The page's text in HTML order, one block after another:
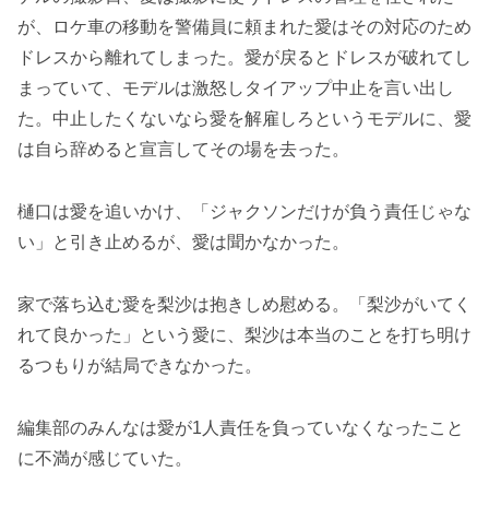
が、ロケ車の移動を警備員に頼まれた愛はその対応のため
ドレスから離れてしまった。愛が戻るとドレスが破れてし
まっていて、モデルは激怒しタイアップ中止を言い出し
た。中止したくないなら愛を解雇しろというモデルに、愛
は自ら辞めると宣言してその場を去った。
樋口は愛を追いかけ、「ジャクソンだけが負う責任じゃな
い」と引き止めるが、愛は聞かなかった。
家で落ち込む愛を梨沙は抱きしめ慰める。「梨沙がいてく
れて良かった」という愛に、梨沙は本当のことを打ち明け
るつもりが結局できなかった。
編集部のみんなは愛が1人責任を負っていなくなったこと
に不満が感じていた。